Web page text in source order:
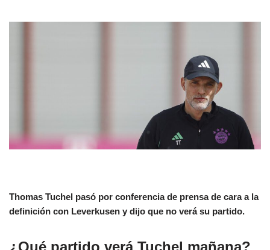
Thomas Tuchel pasó por conferencia de prensa de cara a la
definición con Leverkusen y dijo que no verá su partido.